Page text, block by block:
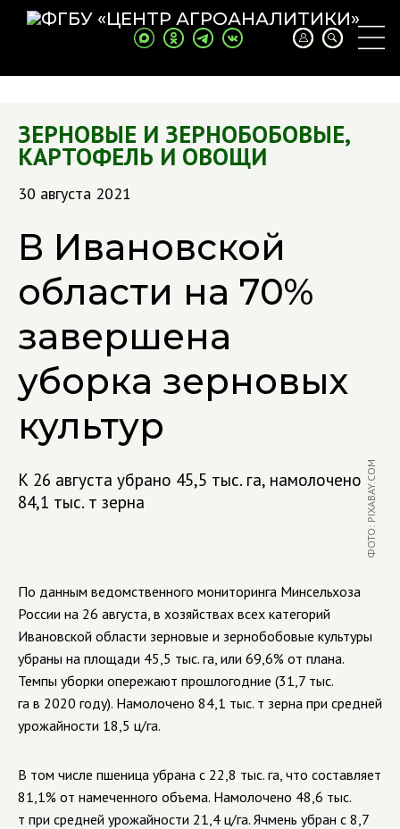
ЗЕРНОВЫЕ И ЗЕРНОБОБОВЫЕ,
КАРТОФЕЛЬ И ОВОЩИ
30 августа 2021
В Ивановской
области на 70%
завершена
уборка зерновых
культур
К 26 августа убрано 45,5 тыс. га, намолочено
84,1 тыс. т зерна
ФОТО: PIXABAY.COM
По данным ведомственного мониторинга Минсельхоза
России на 26 августа, в хозяйствах всех категорий
Ивановской области зерновые и зернобобовые культуры
убраны на площади 45,5 тыс. га, или 69,6% от плана.
Темпы уборки опережают прошлогодние (31,7 тыс.
га в 2020 году). Намолочено 84,1 тыс. т зерна при средней
урожайности 18,5 ц/га.
В том числе пшеница убрана с 22,8 тыс. га, что составляет
81,1% от намеченного объема. Намолочено 48,6 тыс.
т при средней урожайности 21,4 ц/га. Ячмень убран с 8,7